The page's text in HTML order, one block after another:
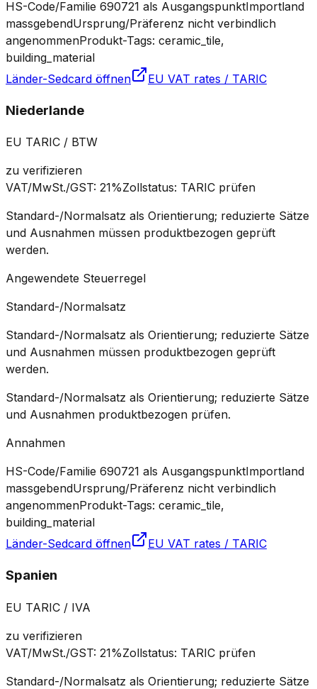
HS-Code/Familie 690721 als AusgangspunktImportland
massgebendUrsprung/Präferenz nicht verbindlich
angenommenProdukt-Tags: ceramic_tile,
building_material
Länder-Sedcard öffnen
EU VAT rates / TARIC
Niederlande
EU TARIC / BTW
zu verifizieren
VAT/MwSt./GST: 21%Zollstatus: TARIC prüfen
Standard-/Normalsatz als Orientierung; reduzierte Sätze
und Ausnahmen müssen produktbezogen geprüft
werden.
Angewendete Steuerregel
Standard-/Normalsatz
Standard-/Normalsatz als Orientierung; reduzierte Sätze
und Ausnahmen müssen produktbezogen geprüft
werden.
Standard-/Normalsatz als Orientierung; reduzierte Sätze
und Ausnahmen produktbezogen prüfen.
Annahmen
HS-Code/Familie 690721 als AusgangspunktImportland
massgebendUrsprung/Präferenz nicht verbindlich
angenommenProdukt-Tags: ceramic_tile,
building_material
Länder-Sedcard öffnen
EU VAT rates / TARIC
Spanien
EU TARIC / IVA
zu verifizieren
VAT/MwSt./GST: 21%Zollstatus: TARIC prüfen
Standard-/Normalsatz als Orientierung; reduzierte Sätze